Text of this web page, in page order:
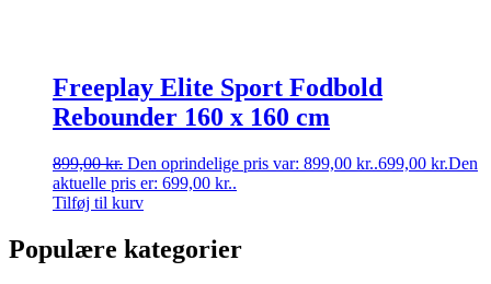
Freeplay Elite Sport Fodbold
Rebounder 160 x 160 cm
899,00kr. Den oprindelige pris var: 899,00 kr..699,00 kr.Den
aktuelle pris er: 699,00 kr..
Tilføj til kurv
Populære kategorier